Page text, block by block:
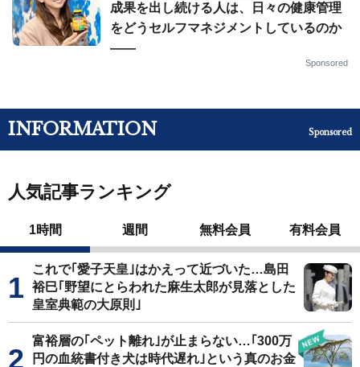
成果を出し続ける人は、日々の健康管理
をどうセルフマネジメントしているのか
——
Sponsored
INFORMATION Sponsored
人気記事ランキング
1時間 週間 無料会員 有料会員
これで｢愛子天皇｣はかえって近づいた…島田
裕巳｢野望にとらわれた麻生太郎が見落とした
皇室典範の大原則｣
富裕層の｢ペット離れ｣が止まらない…｢300万
円の血統書付き犬は時代遅れ｣という真のお金